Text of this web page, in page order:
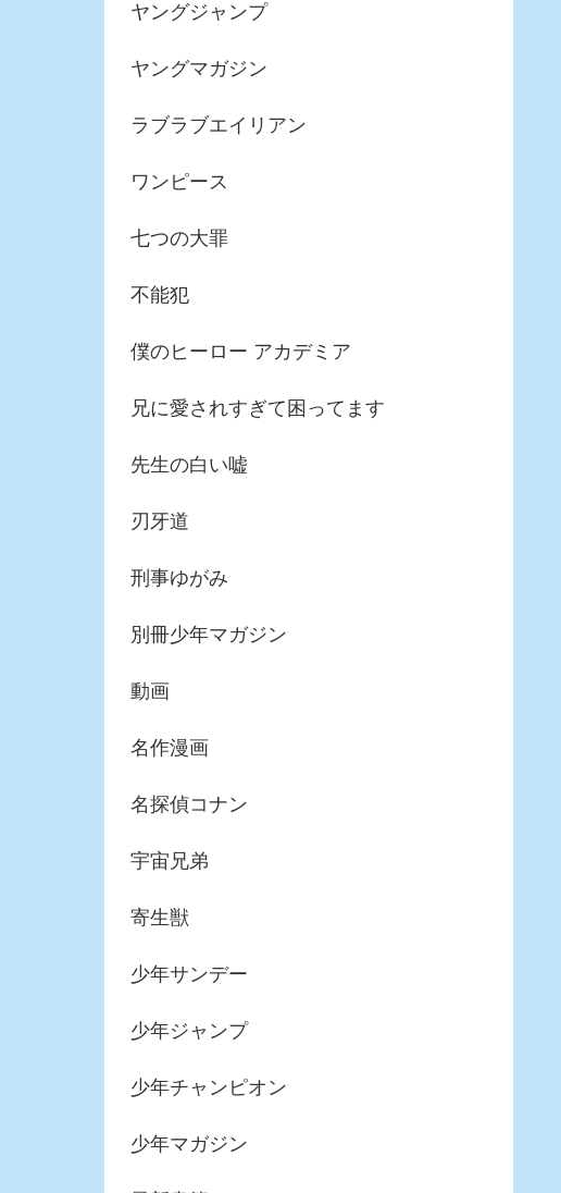
ヤングジャンプ
ヤングマガジン
ラブラブエイリアン
ワンピース
七つの大罪
不能犯
僕のヒーロー アカデミア
兄に愛されすぎて困ってます
先生の白い嘘
刃牙道
刑事ゆがみ
別冊少年マガジン
動画
名作漫画
名探偵コナン
宇宙兄弟
寄生獣
少年サンデー
少年ジャンプ
少年チャンピオン
少年マガジン